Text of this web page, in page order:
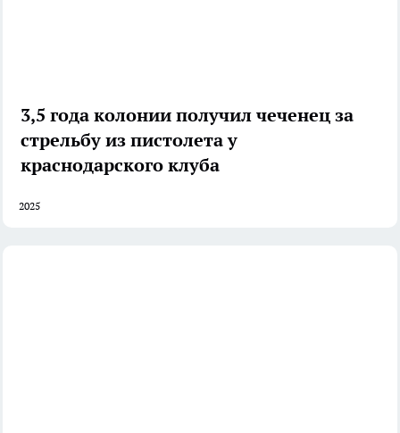
3,5 года колонии получил чеченец за
стрельбу из пистолета у
краснодарского клуба
2025